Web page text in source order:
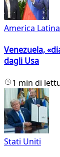
America Latina
Venezuela,
dagli Usa
1 min di
Stati Uniti